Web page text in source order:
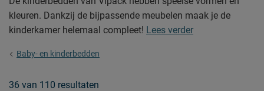
kleuren. Dankzij de bijpassende meubelen maak je de
kinderkamer helemaal compleet! Lees verder
Baby- en kinderbedden
36 van 110 resultaten